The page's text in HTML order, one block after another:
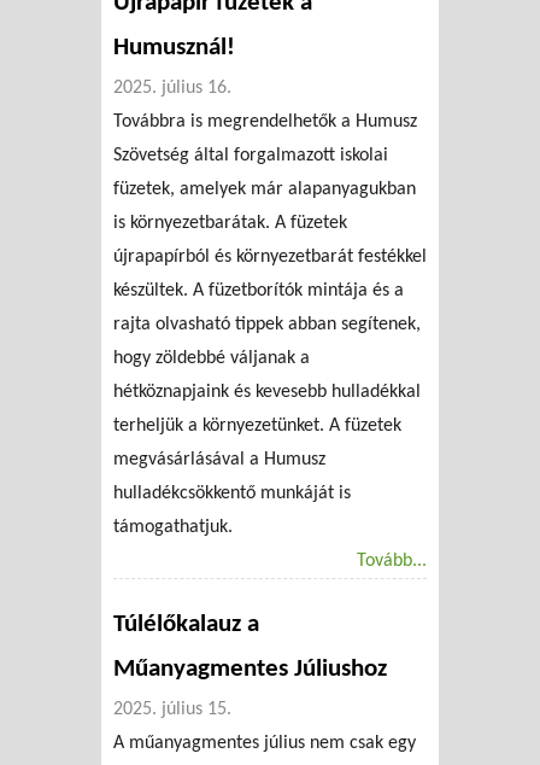
Humusznál!
2025. július 16.
Továbbra is megrendelhetők a Humusz
Szövetség által forgalmazott iskolai
füzetek, amelyek már alapanyagukban
is környezetbarátak. A füzetek
újrapapírból és környezetbarát festékkel
készültek. A füzetborítók mintája és a
rajta olvasható tippek abban segítenek,
hogy zöldebbé váljanak a
hétköznapjaink és kevesebb hulladékkal
terheljük a környezetünket. A füzetek
megvásárlásával a Humusz
hulladékcsökkentő munkáját is
támogathatjuk.
Tovább...
Túlélőkalauz a
Műanyagmentes Júliushoz
2025. július 15.
A műanyagmentes július nem csak egy